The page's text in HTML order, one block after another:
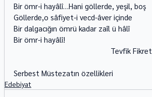
Bir ömr-i hayâlî…Hani göllerde, yeşil, boş
Göllerde,o sâfiyet-i vecd-âver içinde
Bir dalgacığın ömrü kadar zaîl ü hâlî
Bir ömr-i hayâlî!
                                                Tevfik Fikret
Serbest Müstezatın özellikleri
Edebiyat